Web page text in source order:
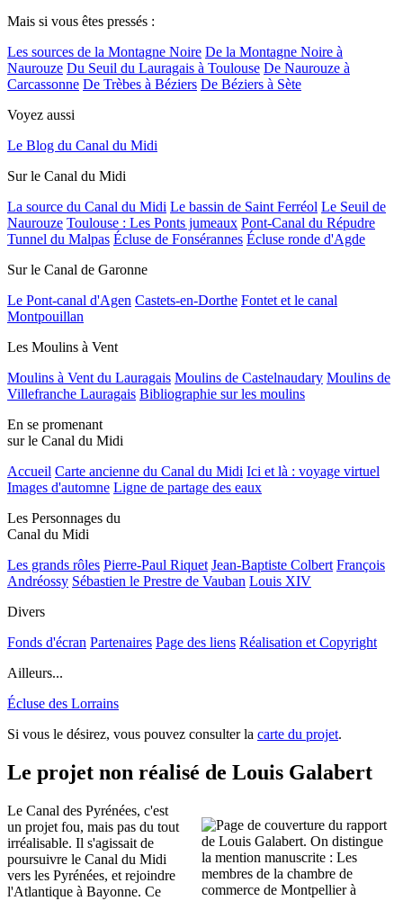
Mais si vous êtes pressés :
Les sources de la Montagne Noire De la Montagne Noire à
Naurouze Du Seuil du Lauragais à Toulouse De Naurouze à
Carcassonne De Trèbes à Béziers De Béziers à Sète
Voyez aussi
Le Blog du Canal du Midi
Sur le Canal du Midi
La source du Canal du Midi Le bassin de Saint Ferréol Le Seuil de
Naurouze Toulouse : Les Ponts jumeaux Pont-Canal du Répudre
Tunnel du Malpas Écluse de Fonsérannes Écluse ronde d'Agde
Sur le Canal de Garonne
Le Pont-canal d'Agen Castets-en-Dorthe Fontet et le canal
Montpouillan
Les Moulins à Vent
Moulins à Vent du Lauragais Moulins de Castelnaudary Moulins de
Villefranche Lauragais Bibliographie sur les moulins
En se promenant
sur le Canal du Midi
Accueil Carte ancienne du Canal du Midi Ici et là : voyage virtuel
Images d'automne Ligne de partage des eaux
Les Personnages du
Canal du Midi
Les grands rôles Pierre-Paul Riquet Jean-Baptiste Colbert François
Andréossy Sébastien le Prestre de Vauban Louis XIV
Divers
Fonds d'écran Partenaires Page des liens Réalisation et Copyright
Ailleurs...
Écluse des Lorrains
Si vous le désirez, vous pouvez consulter la carte du projet.
Le projet non réalisé de Louis Galabert
Le Canal des Pyrénées, c'est
un projet fou, mais pas du tout
irréalisable. Il s'agissait de
poursuivre le Canal du Midi
vers les Pyrénées, et rejoindre
l'Atlantique à Bayonne. Ce